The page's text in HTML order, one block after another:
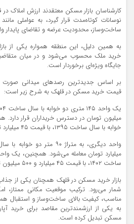
کارشناسان بازار مسکن معتقدند ارزش املاک
نوسانات کوتاه‌مدت قرار گیرد، به عواملی
ساخت‌وساز، محدودیت عرضه و تقاضای پایدار
به همین دلیل، این منطقه همواره یکی از
خرید ملک محسوب می‌شود و در میان
جایگاه ویژه‌ای برخوردار است.
بر اساس جدیدترین رصدهای میدانی صورت
قیمت خرید مسکن در قلهک به شرح زیر است:
خوابه با سال ساخت ۱۳۹۵، با قیمت ۴۵ میلیارد تومان به فروش می‌رسد.
ساخت ۱۴۰۲، با قیمت ۴۵ میلیارد و ۵۰۰ میلیون تومان فایل شده است.
بازار خرید مسکن در قلهک همچنان یکی از
شمار می‌رود. ترکیب موقعیت مکانی ممتاز،
مناسب، کیفیت بالای ساخت‌وساز و استقبال
به یکی از ارزشمندترین مقاصد برای خرید
مسکن تبدیل کرده است.